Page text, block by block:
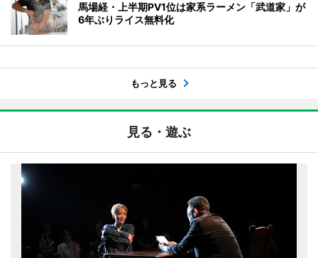
馬場経・上半期PV1位は家系ラーメン「武道家」が
6年ぶりライス無料化
もっと見る
見る・遊ぶ